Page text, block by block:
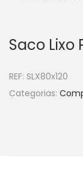
Saco Lixo
REF: SLX80x120
Categorias: